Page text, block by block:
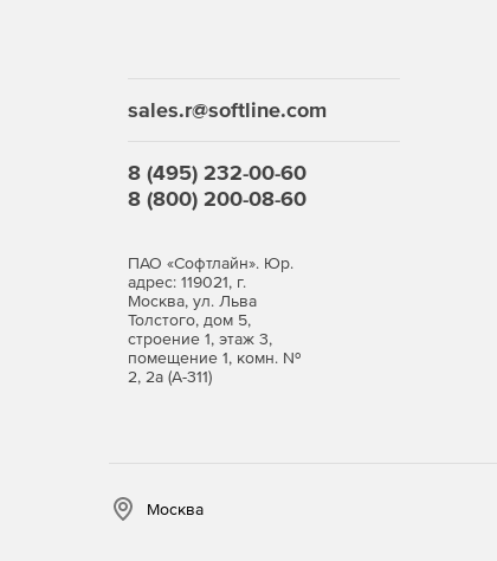
sales.r@softline.com
8 (495) 232-00-60
8 (800) 200-08-60
ПАО «Софтлайн». Юр.
адрес: 119021, г.
Москва, ул. Льва
Толстого, дом 5,
строение 1, этаж 3,
помещение 1, комн. №
2, 2а (А-311)
Москва